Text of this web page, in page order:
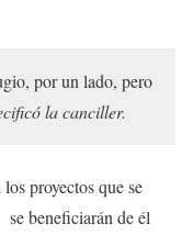
por un lado, pero
la canciller.
proyectos que se
beneficiarán de él